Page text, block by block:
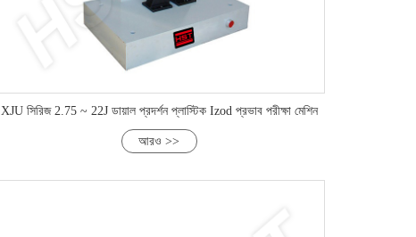
XJU সিরিজ 2.75 ~ 22J ডায়াল প্রদর্শন প্লাস্টিক Izod প্রভাব পরীক্ষা মেশিন
আরও >>